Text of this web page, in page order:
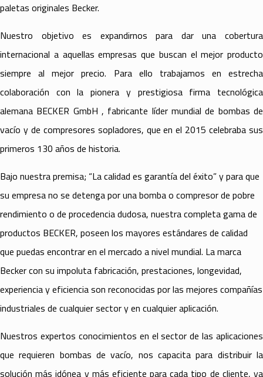
paletas originales Becker.
Nuestro objetivo es expandirnos para dar una cobertura
internacional a aquellas empresas que buscan el mejor producto
siempre al mejor precio. Para ello trabajamos en estrecha
colaboración con la pionera y prestigiosa firma tecnológica
alemana BECKER GmbH , fabricante líder mundial de bombas de
vacío y de compresores sopladores, que en el 2015 celebraba sus
primeros 130 años de historia.
Bajo nuestra premisa; “La calidad es garantía del éxito” y para que
su empresa no se detenga por una bomba o compresor de pobre
rendimiento o de procedencia dudosa, nuestra completa gama de
productos BECKER, poseen los mayores estándares de calidad
que puedas encontrar en el mercado a nivel mundial. La marca
Becker con su impoluta fabricación, prestaciones, longevidad,
experiencia y eficiencia son reconocidas por las mejores compañías
industriales de cualquier sector y en cualquier aplicación.
Nuestros expertos conocimientos en el sector de las aplicaciones
que requieren bombas de vacío, nos capacita para distribuir la
solución más idónea y más eficiente para cada tipo de cliente, ya